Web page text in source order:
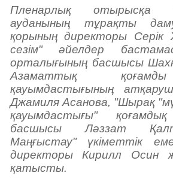
Пленарлық отырысқа
ауданының тұрақты
қорының директоры Серік
сезім" әйелдер
орталығының басшысы
Азаматтық
қауымдастығының
Джамиля Асанова, "Шырақ
қауымдастығы" қоғамдық
басшысы Ләззат
Маңғыстау" үкіметтік
директоры Кирилл Осин
қатысты.